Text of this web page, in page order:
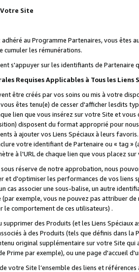
Votre Site
au Programme Partenaires, vous êtes
cumuler les rémunérations.
s'appuyer sur les identifiants de Partenaire
Requises Applicables à Tous les Liens
être créés par vos soins ou mis à votre
êtes tenu(e) de cesser d'afficher lesdits
lien que vous insérez sur votre Site et
disposent du format approprié pour
à ajouter vos Liens Spéciaux à leurs
votre identifiant de Partenaire ou « tag
à l'URL de chaque lien que vous placez
réserve de notre approbation, nous
et d'optimiser les performances de vos liens
cas associer une sous-balise, un autre
exemple, vous ne pouvez pas attribuer
le comportement de ces utilisateurs) .
des Produits (et les Liens
à des Produits (tels que définis dans
original supplémentaire sur votre Site qui
Prime par exemple), ou une page d'accueil
votre Site l’ensemble des liens et